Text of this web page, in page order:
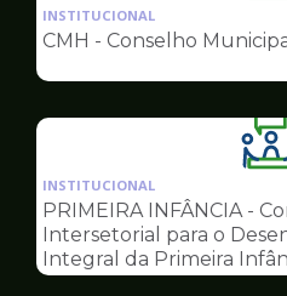
INSTITUCIONAL
CMH - Conselho
INSTITUCIONAL
PRIMEIRA INFÂNCIA -
Intersetorial para o
Integral da Primeira